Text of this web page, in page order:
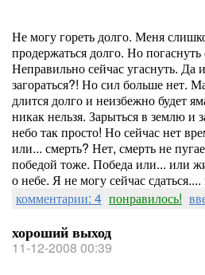
Не могу гореть долго. Меня
продержаться долго. Но погаснуть
Неправильно сейчас угаснуть. Да
загораться?! Но сил больше нет.
длится долго и неизбежно будет
никак нельзя. Зарыться в землю и
небо так просто! Но сейчас нет
или... смерть? Нет, смерть не
победой тоже. Победа или... или
о небе. Я не могу сейчас
комментарии: 4 понравилось!
хороший выход
11-12-2008 00:39